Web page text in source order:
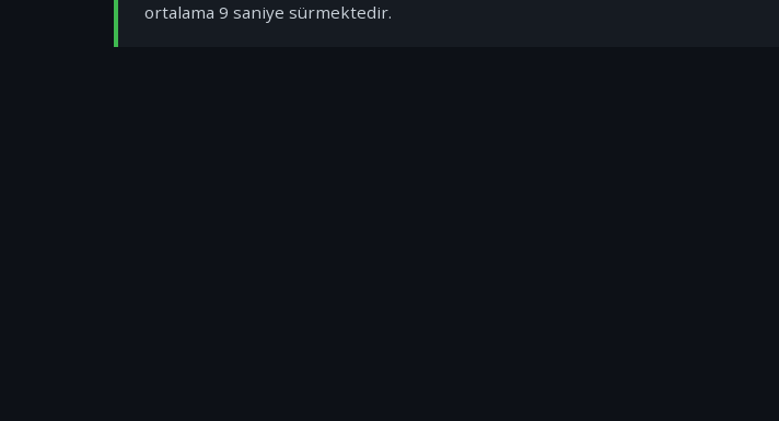
ortalama 9 saniye sürmektedir.